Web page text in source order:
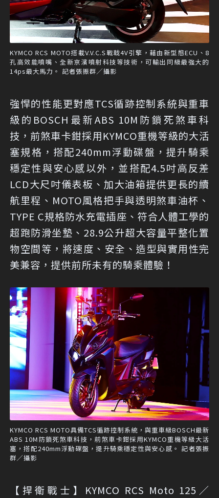
KYMCO RCS MOTO搭載V.V.C.S戰戟4V引擎，藉由新型態ECU、8
孔高效能噴嘴、全新京濱噴射科技等技術，可輸出同級最強大的
14ps最大馬力。 記者張振群／攝影
強悍的性能更對應TCS循跡控制系統與重車
級的BOSCH最新ABS 10M防鎖死煞車科
技，前煞車卡鉗採用KYMCO重機等級的大活
塞規格，搭配240mm浮動碟盤，提升騎乘
穩定性與安心感以外，並搭配4.5吋高反差
LCD大尺吋儀表板、加大油箱提供更長的續
航里程、MOTO風格把手與透明煞車油杯、
TYPE C規格防水充電插座、符合人體工學的
超跑防滑坐墊、28.9公升超大容量平整化置
物空間等，將速度、安全、造型與實用性完
美兼容，提供前所未有的騎乘體驗！
KYMCO RCS MOTO具備TCS循跡控制系統，與重車級BOSCH最新
ABS 10M防鎖死煞車科技，前煞車卡鉗採用KYMCO重機等級大活
塞，搭配240mm浮動碟盤，提升騎乘穩定性與安心感。 記者張振
群／攝影
【捍衛戰士】KYMCO RCS Moto 125／